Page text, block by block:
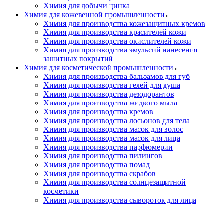
Химия для добычи цинка
Химия для кожевенной промышленности
Химия для производства кожезащитных кремов
Химия для производства красителей кожи
Химия для производства окислителей кожи
Химия для производства эмульсий нанесения
защитных покрытий
Химия для косметической промышленности
Химия для производства бальзамов для губ
Химия для производства гелей для душа
Химия для производства дезодорантов
Химия для производства жидкого мыла
Химия для производства кремов
Химия для производства лосьонов для тела
Химия для производства масок для волос
Химия для производства масок для лица
Химия для производства парфюмерии
Химия для производства пилингов
Химия для производства помад
Химия для производства скрабов
Химия для производства солнцезащитной
косметики
Химия для производства сывороток для лица